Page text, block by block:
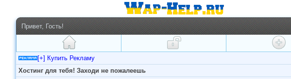
Привет, Гость!
[+] Купить Рекламу
Хостинг для тебя! Заходи не пожалеешь